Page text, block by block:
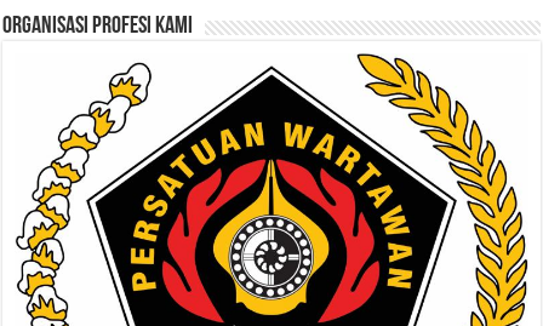
ORGANISASI PROFESI KAMI